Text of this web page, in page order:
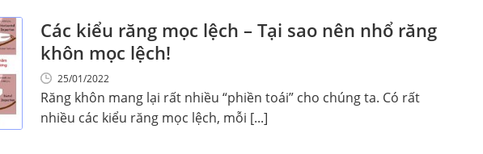
Các kiểu răng mọc lệch – Tại sao nên nhổ răng
khôn mọc lệch!
25/01/2022
Răng khôn mang lại rất nhiều “phiền toái” cho chúng ta. Có rất
nhiều các kiểu răng mọc lệch, mỗi [...]